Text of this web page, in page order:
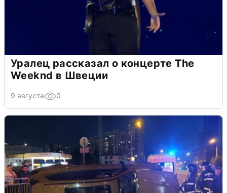
Уралец рассказал о концерте The
Weeknd в Швеции
9 августа 0